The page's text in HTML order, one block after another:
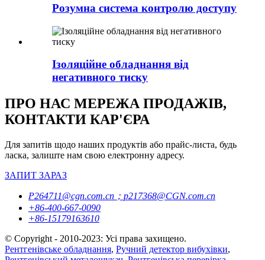
Розумна система контролю доступу
Ізоляційне обладнання від
негативного тиску
ПРО НАС МЕРЕЖА ПРОДАЖІВ,
КОНТАКТИ КАР'ЄРА
Для запитів щодо наших продуктів або прайс-листа, будь
ласка, залиште нам свою електронну адресу.
ЗАПИТ ЗАРАЗ
P264711@cgn.com.cn；p217368@CGN.com.cn
+86-400-667-0090
+86-15179163610
© Copyright - 2010-2023: Усі права захищено.
Рентгенівське обладнання, Ручний детектор вибухівки,